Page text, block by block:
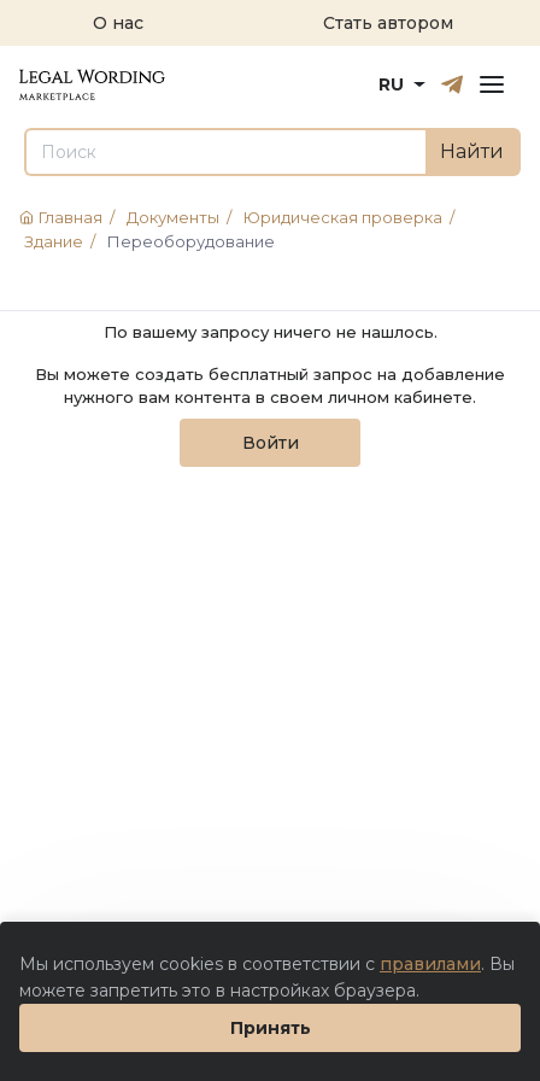
О нас Стать автором
РусскийEnglish
RU
Найти
Главная / Документы / Юридическая проверка /
Здание / Переоборудование
По вашему запросу ничего не нашлось.
Вы можете создать бесплатный запрос на добавление
нужного вам контента в своем личном кабинете.
Войти
Мы используем cookies в соответствии с правилами. Вы
можете запретить это в настройках браузера.
Принять